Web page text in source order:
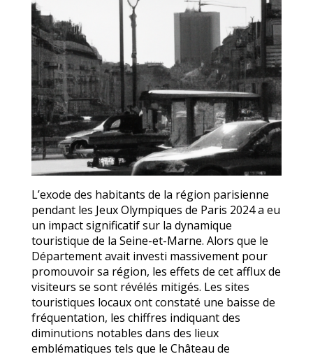
L’exode des habitants de la région parisienne
pendant les Jeux Olympiques de Paris 2024 a eu
un impact significatif sur la dynamique
touristique de la Seine-et-Marne. Alors que le
Département avait investi massivement pour
promouvoir sa région, les effets de cet afflux de
visiteurs se sont révélés mitigés. Les sites
touristiques locaux ont constaté une baisse de
fréquentation, les chiffres indiquant des
diminutions notables dans des lieux
emblématiques tels que le Château de